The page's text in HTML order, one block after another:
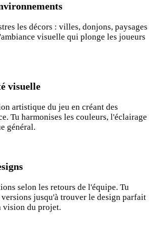
les décors : villes, donjons, paysages
visuelle qui plonge les joueurs
visuelle
artistique du jeu en créant des
Tu harmonises les couleurs, l'éclairage
général.
selon les retours de l'équipe. Tu
jusqu'à trouver le design parfait
vision du projet.